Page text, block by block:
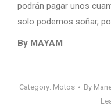
podrán pagar unos
solo podemos soñar,
By MAYAM
Category: Motos By